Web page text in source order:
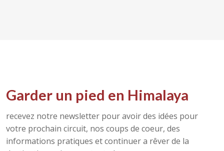
Garder un pied en Himalaya
recevez notre newsletter pour avoir des idées pour
votre prochain circuit, nos coups de coeur, des
informations pratiques et continuer a rêver de la